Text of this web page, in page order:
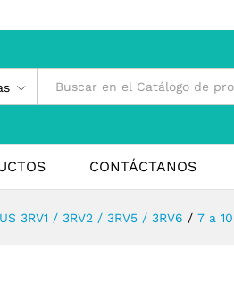
CONTÁCTANOS
3RV1 / 3RV2 / 3RV5 / 3RV6 / 7 a